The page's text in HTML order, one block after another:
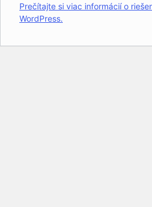
Prečítajte si viac informácií o
WordPress.